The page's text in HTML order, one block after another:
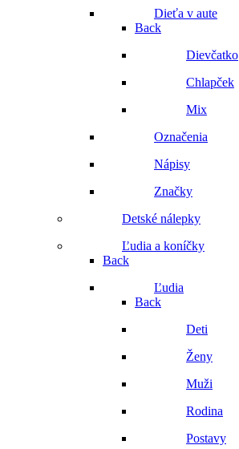
Dieťa v aute
Back
Dievčatko
Chlapček
Mix
Označenia
Nápisy
Značky
Detské nálepky
Ľudia a koníčky
Back
Ľudia
Back
Deti
Ženy
Muži
Rodina
Postavy